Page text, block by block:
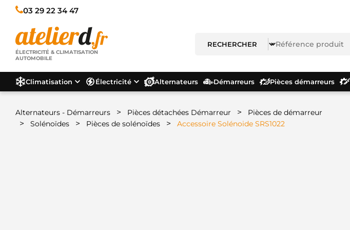
03 29 22 34 47
ÉLECTRICITÉ & CLIMATISATION
AUTOMOBILE
Climatisation Électricité Alternateurs Démarreurs Pièces démarreurs
Alternateurs - Démarreurs > Pièces détachées Démarreur > Pièces de démarreur
> Solénoïdes > Pièces de solénoïdes > Accessoire Solénoide SRS1022